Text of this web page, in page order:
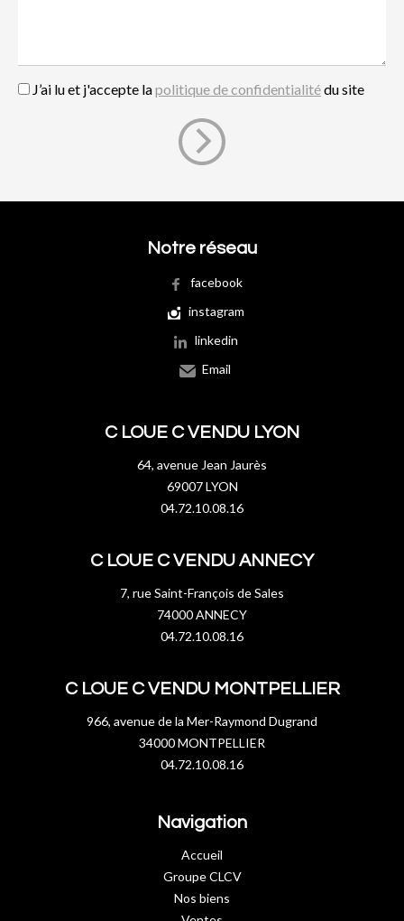
J’ai lu et j'accepte lapolitique de confidentialitédu site
Notre réseau
facebook
instagram
linkedin
Email
C LOUE C VENDU LYON
64, avenue Jean Jaurès
69007 LYON
04.72.10.08.16
C LOUE C VENDU ANNECY
7, rue Saint-François de Sales
74000 ANNECY
04.72.10.08.16
C LOUE C VENDU MONTPELLIER
966, avenue de la Mer-Raymond Dugrand
34000 MONTPELLIER
04.72.10.08.16
Navigation
Accueil
Groupe CLCV
Nos biens